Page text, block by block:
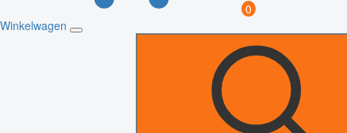
0
Winkelwagen